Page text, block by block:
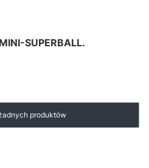
SUPERBALL.
produktów